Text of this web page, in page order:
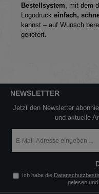
Bestellsystem , mit dem
Logodruck einfach,
kannst – auf Wunsch
geliefert.
NEWSLETTER
Jetzt den Newsletter
und aktuelle
Mail-
*
Ich habe die
gelesen und